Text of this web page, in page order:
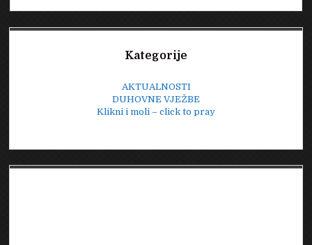
Kategorije
AKTUALNOSTI
DUHOVNE VJEŽBE
Klikni i moli – click to pray